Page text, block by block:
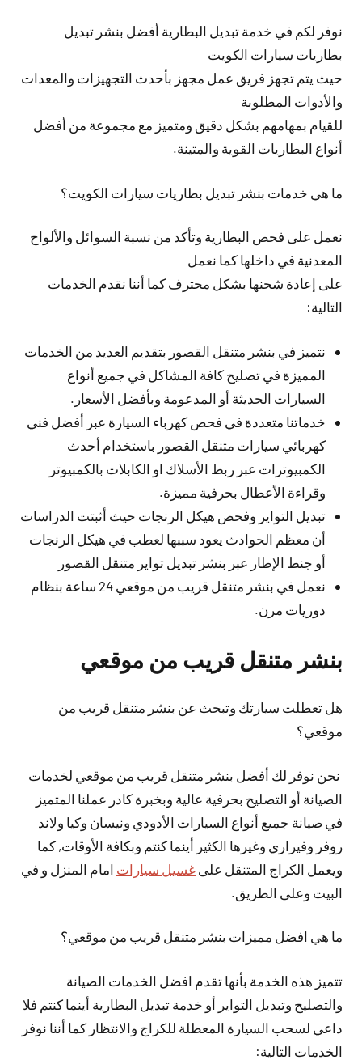
نوفر لكم في خدمة تبديل البطارية أفضل بنشر تبديل
بطاريات سيارات الكويت
حيث يتم تجهز فريق عمل مجهز بأحدث التجهيزات والمعدات
والأدوات المطلوبة
للقيام بمهامهم بشكل دقيق ومتميز مع مجموعة من أفضل
أنواع البطاريات القوية والمتينة.
ما هي خدمات بنشر تبديل بطاريات سيارات الكويت؟
نعمل على فحص البطارية وتأكد من نسبة السوائل والألواح
المعدنية في داخلها كما نعمل
على إعادة شحنها بشكل محترف كما أننا نقدم الخدمات
التالية:
نتميز في بنشر متنقل القصور بتقديم العديد من الخدمات
المميزة في تصليح كافة المشاكل في جميع أنواع
السيارات الحديثة أو المدعومة وبأفضل الأسعار.
خدماتنا متعددة في فحص كهرباء السيارة عبر أفضل فني
كهربائي سيارات متنقل القصور باستخدام أحدث
الكمبيوترات عبر ربط الأسلاك او الكابلات بالكمبيوتر
وقراءة الأعطال بحرفية مميزة.
تبديل التواير وفحص هيكل الرنجات حيث أثبتت الدراسات
أن معظم الحوادث يعود سببها لعطب في هيكل الرنجات
أو جنط الإطار عبر بنشر تبديل تواير متنقل القصور
نعمل في بنشر متنقل قريب من موقعي 24 ساعة بنظام
دوريات مرن.
بنشر متنقل قريب من موقعي
هل تعطلت سيارتك وتبحث عن بنشر متنقل قريب من
موقعي؟
نحن نوفر لك أفضل بنشر متنقل قريب من موقعي لخدمات
الصيانة أو التصليح بحرفية عالية وبخبرة كادر عملنا المتميز
في صيانة جميع أنواع السيارات الأدودي ونيسان وكيا ولاند
روفر وفيراري وغيرها الكثير أينما كنتم وبكافة الأوقات, كما
ويعمل الكراج المتنقل على غسيل سيارات امام المنزل و في
البيت وعلى الطريق.
ما هي افضل مميزات بنشر متنقل قريب من موقعي؟
تتميز هذه الخدمة بأنها تقدم افضل الخدمات الصيانة
والتصليح وتبديل التواير أو خدمة تبديل البطارية أينما كنتم فلا
داعي لسحب السيارة المعطلة للكراج والانتظار كما أننا نوفر
الخدمات التالية: